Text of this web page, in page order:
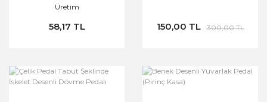
Üretim
58,17 TL 150,00 TL 300,00 TL